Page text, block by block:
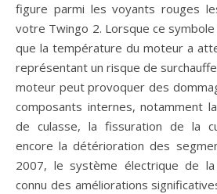
figure parmi les voyants rouges
votre Twingo 2. Lorsque ce symbole
que la température du moteur a
représentant un risque de
moteur peut provoquer des
composants internes, notamment
de culasse, la fissuration de la
encore la détérioration des
2007, le système électrique de
connu des améliorations